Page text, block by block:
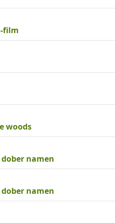
film
woods
namen
namen